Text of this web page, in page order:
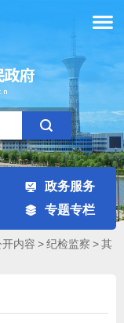
政务服务
专题专栏
内容 >纪检监察 >其